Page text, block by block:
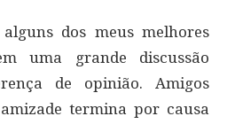
dos meus melhores
uma grande discussão
de opinião. Amigos
termina por causa